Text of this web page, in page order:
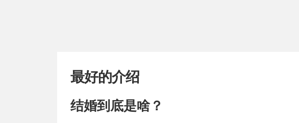
最好的介绍
结婚到底是啥？